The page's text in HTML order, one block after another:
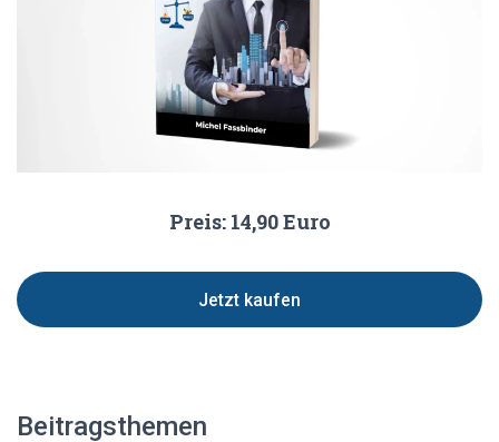
Preis: 14,90 Euro
Jetzt kaufen
Beitragsthemen